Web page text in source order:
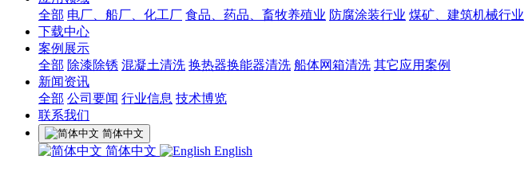
全部 电厂、船厂、化工厂 食品、药品、畜牧养殖业 防腐涂装行业 煤矿、建筑机械行业
下载中心
案例展示
全部 除漆除锈 混凝土清洗 换热器换能器清洗 船体网箱清洗 其它应用案例
新闻资讯
全部 公司要闻 行业信息 技术博览
联系我们
简体中文
简体中文 English